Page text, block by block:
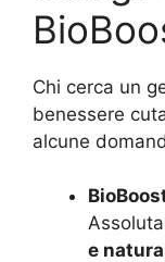
Chi cerca un
benessere
alcune
e